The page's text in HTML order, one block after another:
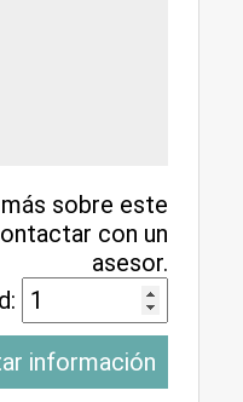
sobre este
con un
asesor.
información